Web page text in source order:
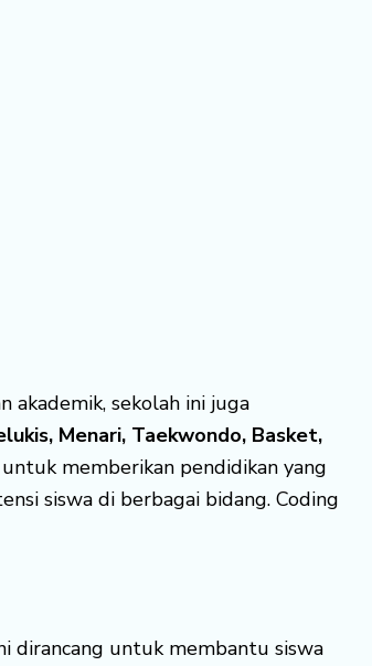
akademik, sekolah ini juga
Menari, Taekwondo, Basket,
memberikan pendidikan yang
siswa di berbagai bidang. Coding
dirancang untuk membantu siswa